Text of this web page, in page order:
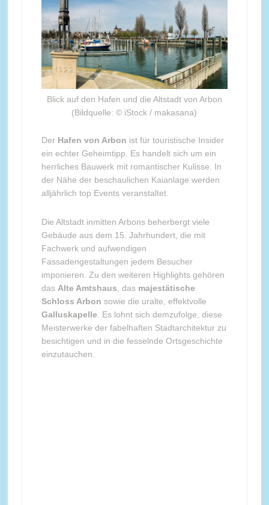
Blick auf den Hafen und die Altstadt von Arbon
(Bildquelle: © iStock / makasana)
Der Hafen von Arbon ist für touristische Insider
ein echter Geheimtipp. Es handelt sich um ein
herrliches Bauwerk mit romantischer Kulisse. In
der Nähe der beschaulichen Kaianlage werden
alljährlich top Events veranstaltet.
Die Altstadt inmitten Arbons beherbergt viele
Gebäude aus dem 15. Jahrhundert, die mit
Fachwerk und aufwendigen
Fassadengestaltungen jedem Besucher
imponieren. Zu den weiteren Highlights gehören
das Alte Amtshaus, das majestätische
Schloss Arbon sowie die uralte, effektvolle
Galluskapelle. Es lohnt sich demzufolge, diese
Meisterwerke der fabelhaften Stadtarchitektur zu
besichtigen und in die fesselnde Ortsgeschichte
einzutauchen.